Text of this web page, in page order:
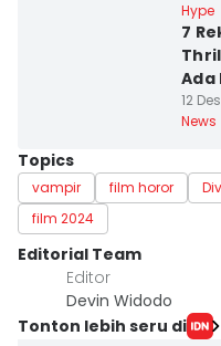
Hype
7
Ada
12
News
Topics
vampir film horor
film 2024
Editorial Team
Editor
Devin Widodo
Tonton lebih seru di